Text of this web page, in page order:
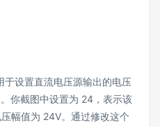
设置直流电压源输出的电压
你截图中设置为 24，表示该
幅值为 24V。通过修改这个